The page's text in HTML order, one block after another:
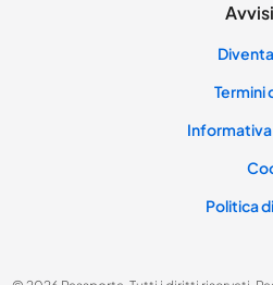
Termini
Informativa
Politica